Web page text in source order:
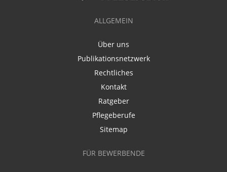
ALLGEMEIN
Über uns
Publikationsnetzwerk
Rechtliches
Kontakt
Ratgeber
Pflegeberufe
Sitemap
FÜR BEWERBENDE